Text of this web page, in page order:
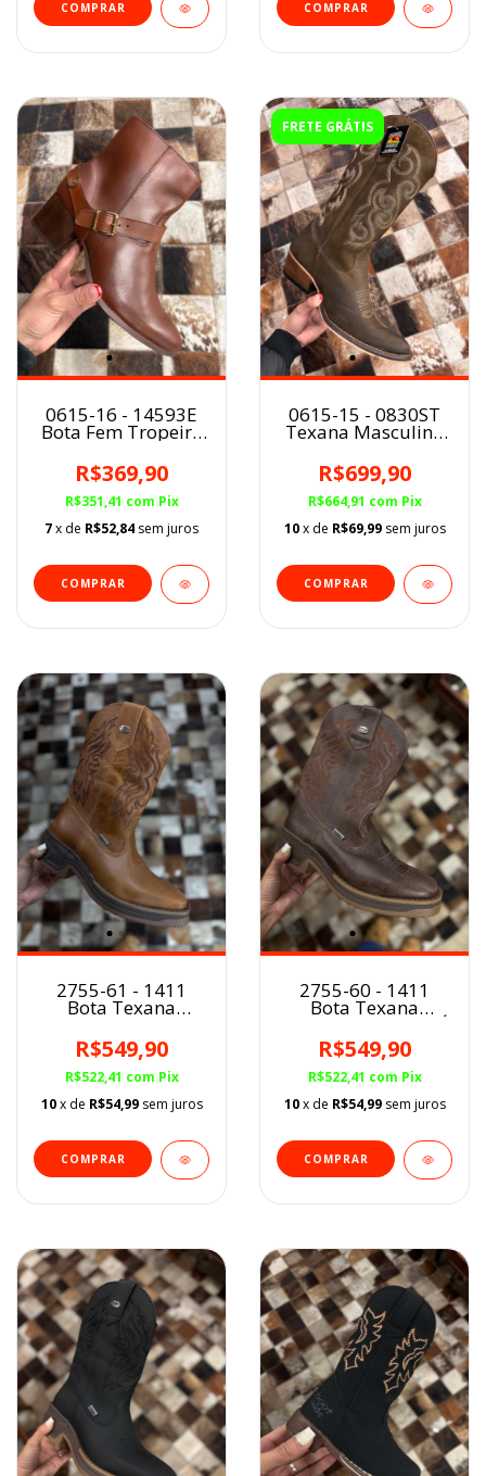
COMPRAR COMPRAR
0615-16 - 14593E
Bota Fem Tropeiro
Viking Havana
R$369,90
R$351,41 com Pix
7x de R$52,84 sem juros
COMPRAR
FRETE GRÁTIS
0615-15 - 0830ST
Texana Masculina
Nobuck Cinza Rato
R$699,90
R$664,91 com Pix
10 x de R$69,99 sem juros
COMPRAR
2755-61 - 1411
Bota Texana
Conhaque
Discovery
R$549,90
R$522,41 com Pix
10 x de R$54,99 sem juros
COMPRAR
2755-60 - 1411
Bota Texana
Marcial masc. CAFÉ
Discovery
R$549,90
R$522,41 com Pix
10 x de R$54,99 sem juros
COMPRAR